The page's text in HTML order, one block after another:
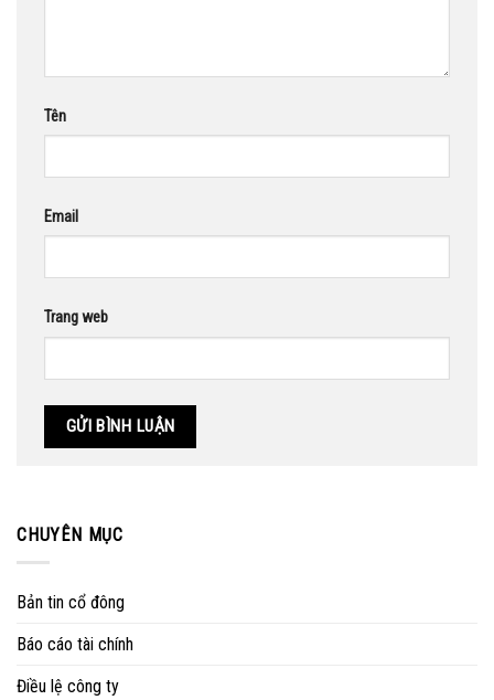
Tên
Email
Trang web
CHUYÊN MỤC
Bản tin cổ đông
Báo cáo tài chính
Điều lệ công ty